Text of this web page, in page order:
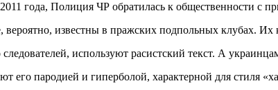
года, Полиция ЧР обратилась к общественности с
вероятно, известны в пражских подпольных клубах.
используют расистский текст. А
его пародией и гиперболой, характерной для стиля